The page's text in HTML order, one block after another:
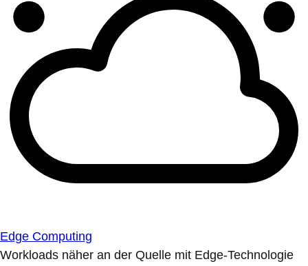
Edge Computing
Workloads näher an der Quelle mit Edge-Technologie